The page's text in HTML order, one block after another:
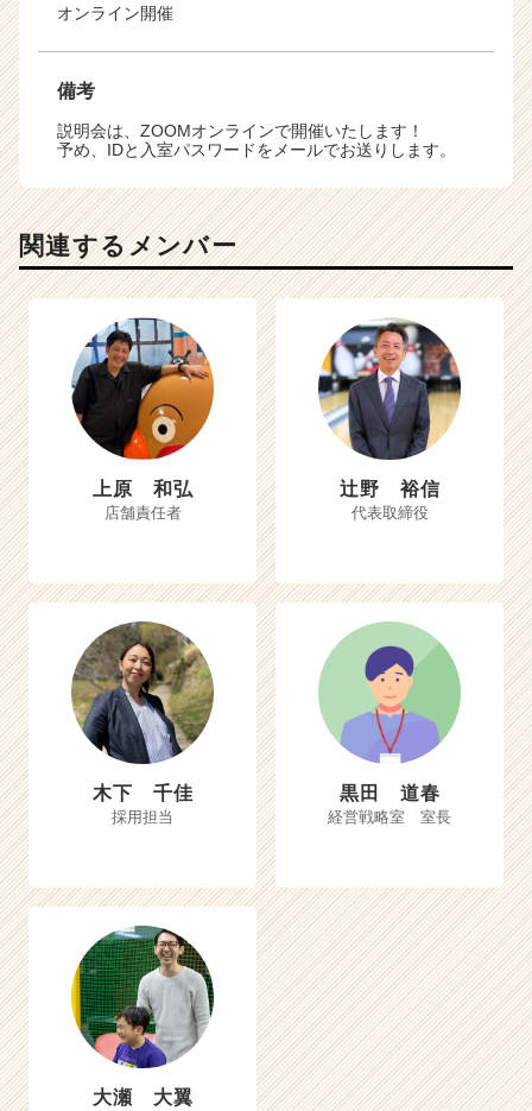
オンライン開催
備考
説明会は、ZOOMオンラインで開催いたします！
予め、IDと入室パスワードをメールでお送りします。
関連するメンバー
上原 和弘
店舗責任者
辻野 裕信
代表取締役
木下 千佳
採用担当
黒田 道春
経営戦略室 室長
大瀬 大翼